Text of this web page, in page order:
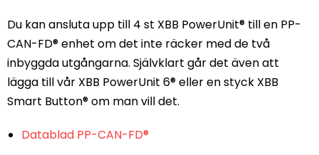
Du kan ansluta upp till 4 st XBB PowerUnit® till en PP-
CAN-FD® enhet om det inte räcker med de två
inbyggda utgångarna. Självklart går det även att
lägga till vår XBB PowerUnit 6® eller en styck XBB
Smart Button® om man vill det.
Datablad PP-CAN-FD®